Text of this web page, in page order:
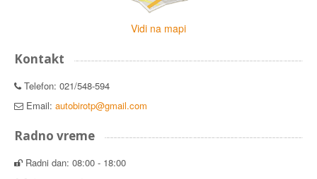
Vidi na mapi
Kontakt
Telefon: 021/548-594
Email: autobirotp@gmail.com
Radno vreme
Radni dan: 08:00 - 18:00